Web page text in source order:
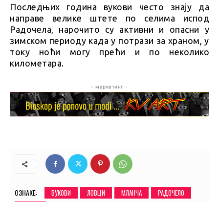
Последњих година вукови често знају да
направе велике штете по селима испод
Радочела, нарочито су активни и опасни у
зимском периоду када у потрази за храном, у
току ноћи могу прећи и по неколико
километара.
- маркетинг -
ОЗНАКЕ: ВУКОВИ ЛОВЦИ МЛАНЧА
РАДОЧЕЛО